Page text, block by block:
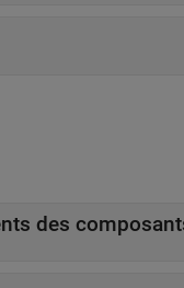
des